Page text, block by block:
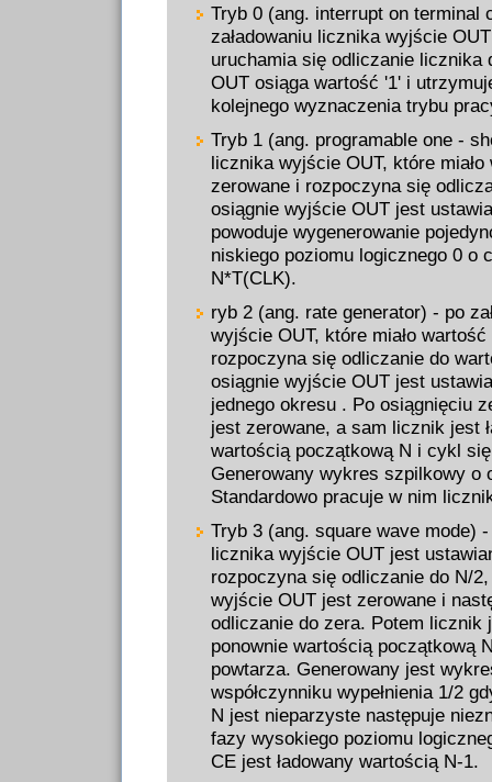
Tryb 0 (ang. interrupt on terminal
załadowaniu licznika wyjście
uruchamia się odliczanie licznika
OUT osiąga wartość '1' i
kolejnego wyznaczenia trybu
Tryb 1 (ang. programable one -
licznika wyjście OUT, które
zerowane i rozpoczyna się
osiągnie wyjście OUT jest
powoduje wygenerowanie
niskiego poziomu logicznego 0 o
N*T(CLK).
ryb 2 (ang. rate generator) - po
wyjście OUT, które miało
rozpoczyna się odliczanie do
osiągnie wyjście OUT jest
jednego okresu . Po osiągnięciu
jest zerowane, a sam licznik jest
wartością początkową N i cykl
Generowany wykres szpilkowy o
Standardowo pracuje w nim
Tryb 3 (ang. square wave mode) -
licznika wyjście OUT jest
rozpoczyna się odliczanie do N/
wyjście OUT jest zerowane i
odliczanie do zera. Potem licznik
ponownie wartością początkową
powtarza. Generowany jest
współczynniku wypełnienia 1/2
N jest nieparzyste następuje
fazy wysokiego poziomu
CE jest ładowany wartością N-1.